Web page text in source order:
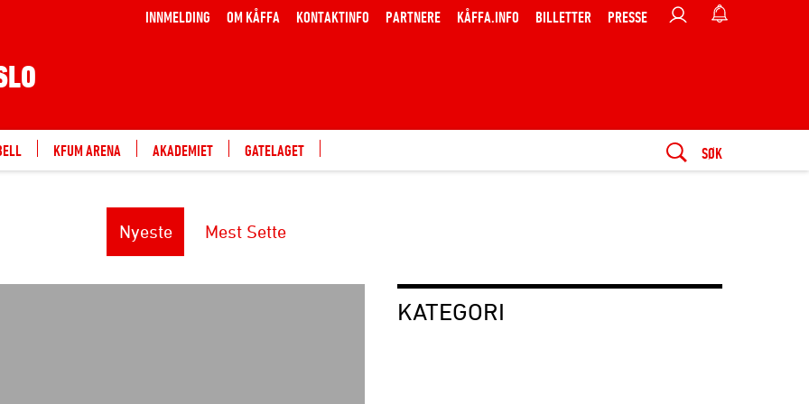
INNMELDING OM KÅFFA KONTAKTINFO PARTNERE KÅFFA.INFO BILLETTER PRESSE
KFUM ARENA AKADEMIET GATELAGET SØK
Nyeste Mest Sette
KATEGORI